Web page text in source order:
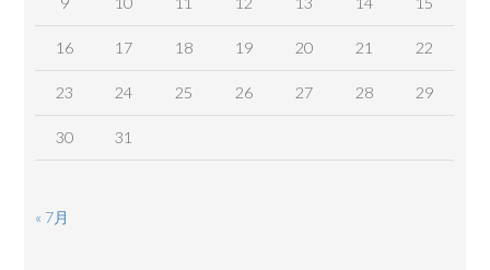
16 17 18 19 20 21 22
23 24 25 26 27 28 29
30 31
« 7月